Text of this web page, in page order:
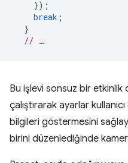
});
break ;
}
// …
Bu işlevi sonsuz bir
çalıştırarak ayarlar
bilgileri göstermesini
birini düzenlediğinde